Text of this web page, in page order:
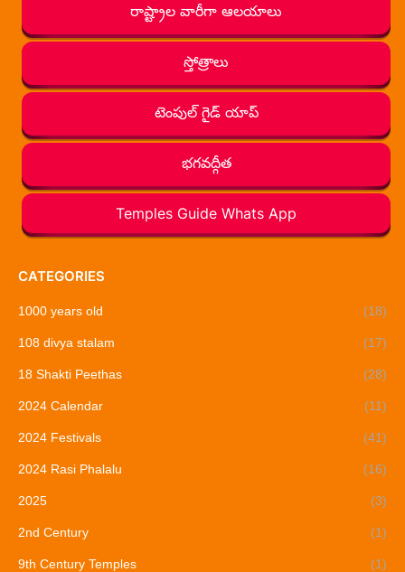
రాష్ట్రాల వారీగా ఆలయాలు
స్తోత్రాలు
టెంపుల్ గైడ్ యాప్
భగవద్గీత
Temples Guide Whats App
CATEGORIES
1000 years old (18)
108 divya stalam (17)
18 Shakti Peethas (28)
2024 Calendar (11)
2024 Festivals (41)
2024 Rasi Phalalu (16)
2025 (3)
2nd Century (1)
9th Century Temples (1)